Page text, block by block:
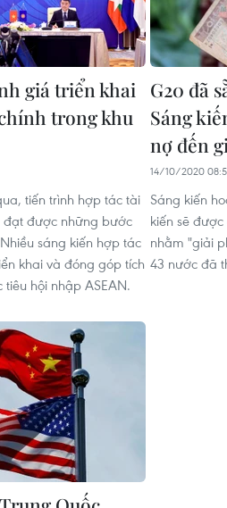
giá triển khai
trong khu
tiến trình hợp tác tài
đạt được những bước
sáng kiến hợp tác
khai và đóng góp tích
hội nhập ASEAN.
G20 đã
Sáng
nợ đến
14/10/2020
Sáng kiến
kiến sẽ
nhằm "giải
43 nước đã